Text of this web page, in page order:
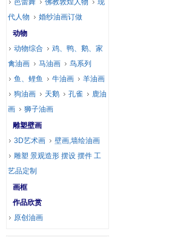
芭蕾舞
佛教敦煌人物
现
代人物
婚纱油画订做
动物
动物综合
鸡、鸭、鹅、家
禽油画
马油画
鸟系列
鱼、鲤鱼
牛油画
羊油画
狗油画
天鹅 孔雀
鹿油
画
狮子油画
雕塑壁画
3D艺术画
壁画,墙绘油画
雕塑 景观造形 摆设 摆件 工
艺品定制
画框
作品欣赏
原创油画